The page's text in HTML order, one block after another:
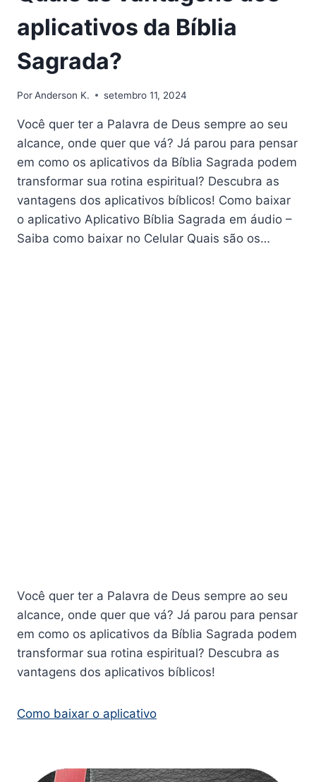
aplicativos da Bíblia
Sagrada?
PorAnderson K. setembro 11, 2024
Você quer ter a Palavra de Deus sempre ao seu
alcance, onde quer que vá? Já parou para pensar
em como os aplicativos da Bíblia Sagrada podem
transformar sua rotina espiritual? Descubra as
vantagens dos aplicativos bíblicos! Como baixar
o aplicativo Aplicativo Bíblia Sagrada em áudio –
Saiba como baixar no Celular Quais são os…
Você quer ter a Palavra de Deus sempre ao seu
alcance, onde quer que vá? Já parou para pensar
em como os aplicativos da Bíblia Sagrada podem
transformar sua rotina espiritual? Descubra as
vantagens dos aplicativos bíblicos!
Como baixar o aplicativo